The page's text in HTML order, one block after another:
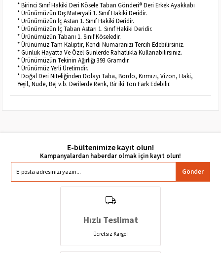
* Birinci Sınıf Hakiki Deri Kösele Taban Gönderi® Deri Erkek Ayakkabı
* Ürünümüzün Dış Materyali 1. Sınıf Hakiki Deridir.
* Ürünümüzün İç Astarı 1. Sınıf Hakiki Deridir.
* Ürünümüzün İç Taban Astarı 1. Sınıf Hakiki Deridir.
* Ürünümüzün Tabanı 1. Sınıf Köseledir.
* Ürünümüz Tam Kalıptır, Kendi Numaranızı Tercih Edebilirsiniz.
* Günlük Hayatta Ve Özel Günlerde Rahatlıkla Kullanabilirsiniz.
* Ürünümüzün Tekinin Ağırlığı 393 Gramdır.
* Ürünümüz Yerli Üretimdir.
* Doğal Deri Niteliğinden Dolayı Taba, Bordo, Kırmızı, Vizon, Haki,
Yeşil, Nude, Bej v.b. Derilerde Renk, Bir iki Ton Fark Edebilir.
E-bültenimize kayıt olun!
Gönder
Hızlı Teslimat
Ücretsiz Kargo!